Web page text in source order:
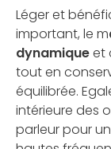
Léger et
important, le m
dynamiqueet
tout en
équilibrée.
intérieure des
parleur pour